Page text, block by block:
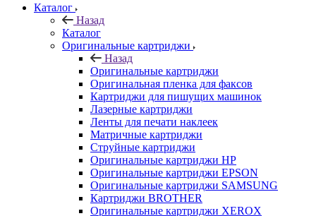
Каталог
Назад
Каталог
Оригинальные картриджи
Назад
Оригинальные картриджи
Оригинальная пленка для факсов
Картриджи для пишущих машинок
Лазерные картриджи
Ленты для печати наклеек
Матричные картриджи
Струйные картриджи
Оригинальные картриджи HP
Оригинальные картриджи EPSON
Оригинальные картриджи SAMSUNG
Картриджи BROTHER
Оригинальные картриджи XEROX